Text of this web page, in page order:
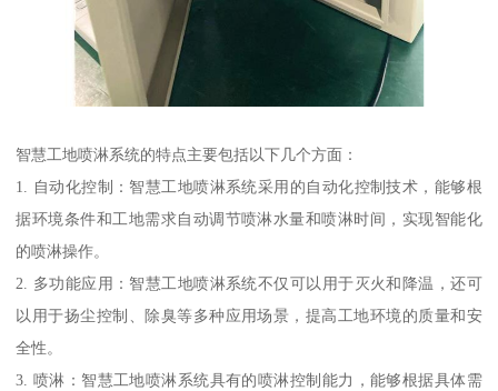
智慧工地喷淋系统的特点主要包括以下几个方面：
1. 自动化控制：智慧工地喷淋系统采用的自动化控制技术，能够根
据环境条件和工地需求自动调节喷淋水量和喷淋时间，实现智能化
的喷淋操作。
2. 多功能应用：智慧工地喷淋系统不仅可以用于灭火和降温，还可
以用于扬尘控制、除臭等多种应用场景，提高工地环境的质量和安
全性。
3. 喷淋：智慧工地喷淋系统具有的喷淋控制能力，能够根据具体需